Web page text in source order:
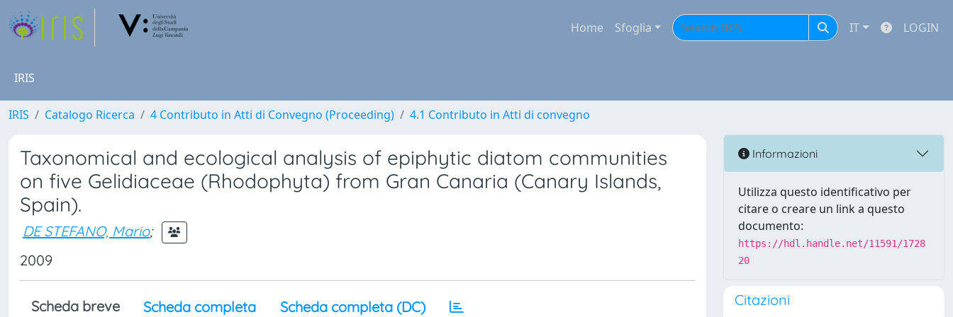
Home Sfoglia IT LOGIN
IRIS
IRIS Catalogo Ricerca 4 Contributo in Atti di Convegno (Proceeding) 4.1 Contributo in Atti di convegno
Taxonomical and ecological analysis of epiphytic diatom communities
on five Gelidiaceae (Rhodophyta) from Gran Canaria (Canary Islands,
Spain).
DE STEFANO, Mario;
2009
Scheda breve Scheda completa Scheda completa (DC)
Informazioni
Utilizza questo identificativo per
citare o creare un link a questo
documento:
https://hdl.handle.net/11591/1728
20
Citazioni